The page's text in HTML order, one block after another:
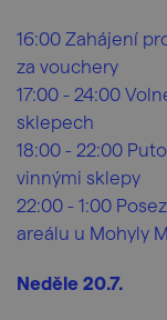
16:00 Zahájení
za vouchery
17:00 - 24:00
sklepech
18:00 - 22:00
vinnými sklepy
22:00 - 1:00
areálu u Mohyly
Neděle 20.7.